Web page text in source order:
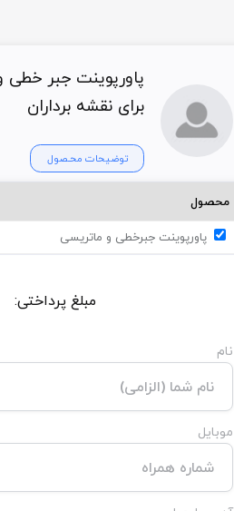
پاورپوینت جبر خطی
برای نقشه برداران
توضیحات محـصول
محصول
پاورپوینت جبرخطی و ماتریسی
مبلغ پرداختی:
نام
موبایل